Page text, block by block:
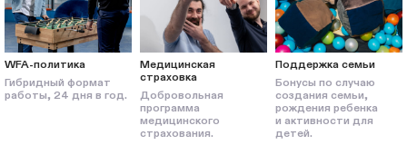
WFA-политика
Гибридный формат
работы, 24 дня в год.
Медицинская
страховка
Добровольная
программа
медицинского
страхования.
Поддержка семьи
Бонусы по случаю
создания семьи,
рождения ребенка
и активности для
детей.